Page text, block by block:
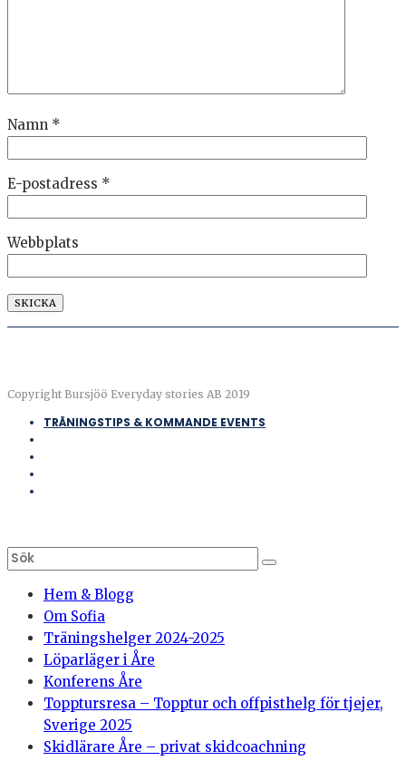
Namn *
E-postadress *
Webbplats
Copyright Bursjöö Everyday stories AB 2019
TRÄNINGSTIPS & KOMMANDE EVENTS
Hem & Blogg
Om Sofia
Träningshelger 2024-2025
Löparläger i Åre
Konferens Åre
Topptursresa – Topptur och offpisthelg för tjejer,
Sverige 2025
Skidlärare Åre – privat skidcoachning